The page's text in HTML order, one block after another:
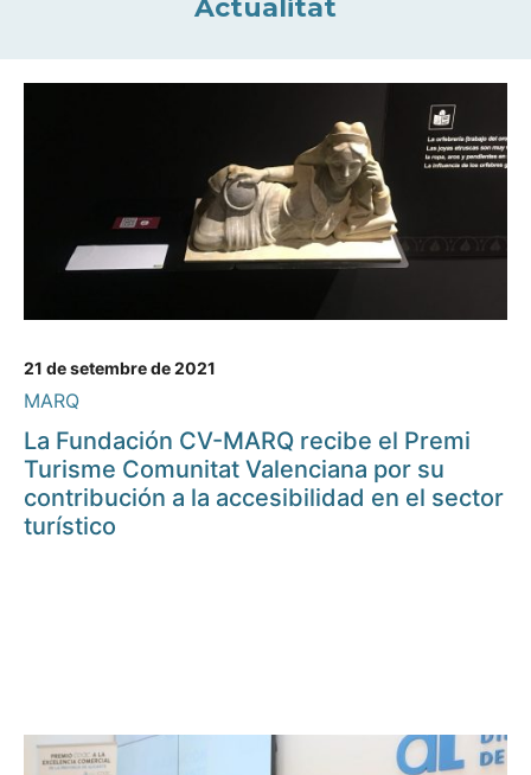
Actualitat
21 de setembre de 2021
MARQ
La Fundación CV-MARQ recibe el Premi
Turisme Comunitat Valenciana por su
contribución a la accesibilidad en el sector
turístico